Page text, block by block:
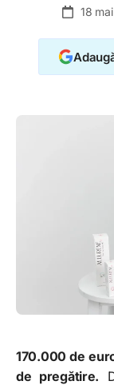
18
170.000 de
de pregătire.